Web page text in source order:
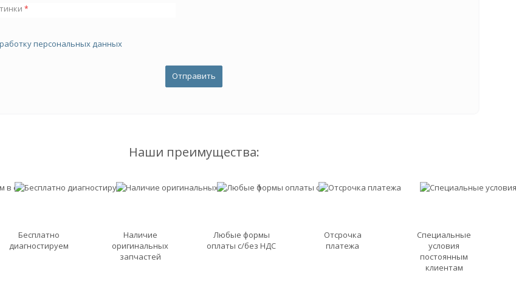
*
персональных данных
Наши преимущества:
Бесплатно
диагностируем
Наличие
оригинальных
запчастей
Любые формы
оплаты с/без НДС
Отсрочка
платежа
Специальные
условия
постоянным
клиентам